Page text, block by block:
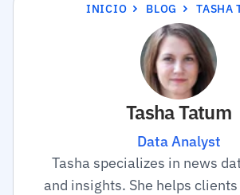
INICIO BLOG TASHA
Tasha Tatum
Data Analyst
Tasha specializes in news
and insights. She helps